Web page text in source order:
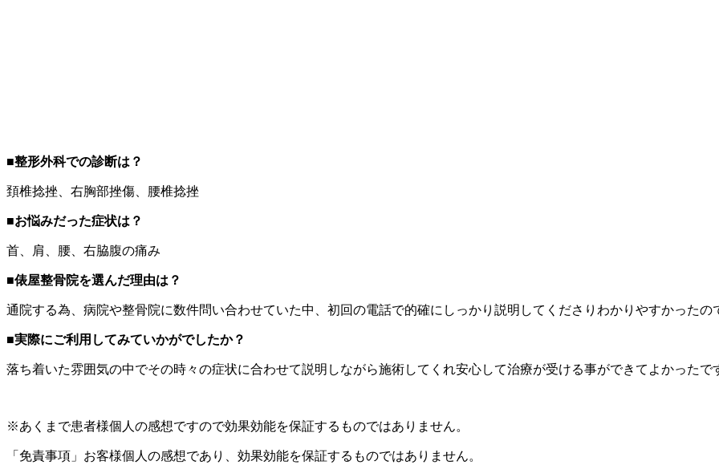
■整形外科での診断は？
頚椎捻挫、右胸部挫傷、腰椎捻挫
■お悩みだった症状は？
首、肩、腰、右脇腹の痛み
■俵屋整骨院を選んだ理由は？
通院する為、病院や整骨院に数件問い合わせていた中、初回の電話で的確にしっかり説明してくださりわかりやすかったの
■実際にご利用してみていかがでしたか？
落ち着いた雰囲気の中でその時々の症状に合わせて説明しながら施術してくれ安心して治療が受ける事ができてよかったで
※あくまで患者様個人の感想ですので効果効能を保証するものではありません。
「免責事項」お客様個人の感想であり、効果効能を保証するものではありません。